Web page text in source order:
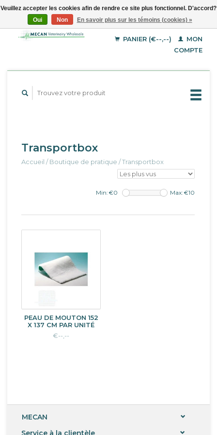
EUR
USD
Français
English
PANIER (€--,--)
MON
COMPTE
Transportbox
Accueil /Boutique de pratique /Transportbox
Min: €0 Max: €10
PEAU DE MOUTON 152
X 137 CM PAR UNITÉ
€--,--
MECAN
Veuillez accepter les cookies afin de rendre ce site plus fonctionnel. D'accord?
Oui
Non En savoir plus sur les témoins (cookies) »